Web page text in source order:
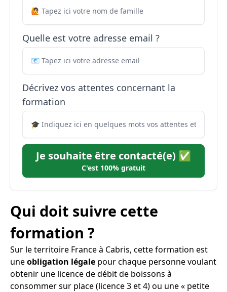
Quelle est votre adresse email ?
Décrivez vos attentes concernant la
formation
Je souhaite être contacté(e) ✅
C'est 100% gratuit
Qui doit suivre cette
formation ?
Sur le territoire France à Cabris, cette formation est
uneobligation légale pour chaque personne voulant
obtenir une licence de débit de boissons à
consommer sur place (licence 3 et 4) ou une « petite